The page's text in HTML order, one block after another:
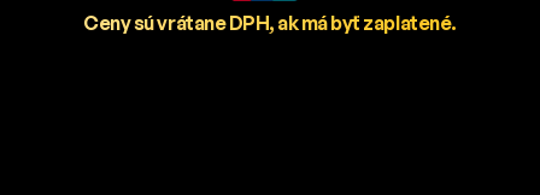
Ceny sú vrátane DPH, ak má byť zaplatené.